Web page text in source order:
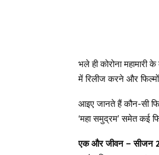
भले ही कोरोना महामारी
में रिलीज करने और
आइए जानते हैं कौन-सी
‘महा समुद्रम’ समेत कई
एक और जीवन – सीजन